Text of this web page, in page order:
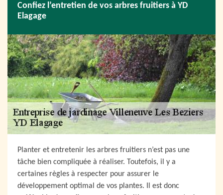
Confiez l’entretien de vos arbres fruitiers à YD
Elagage
Planter et entretenir les arbres fruitiers n’est pas une
tâche bien compliquée à réaliser. Toutefois, il y a
certaines règles à respecter pour assurer le
développement optimal de vos plantes. Il est donc